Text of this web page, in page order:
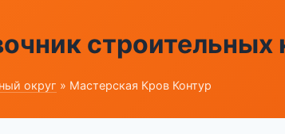
строительных
округ » Мастерская Кров Контур